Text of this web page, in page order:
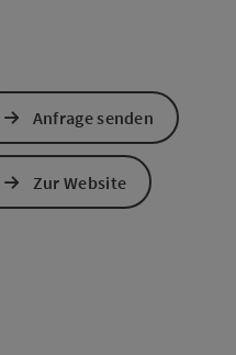
Anfrage senden
Zur Website